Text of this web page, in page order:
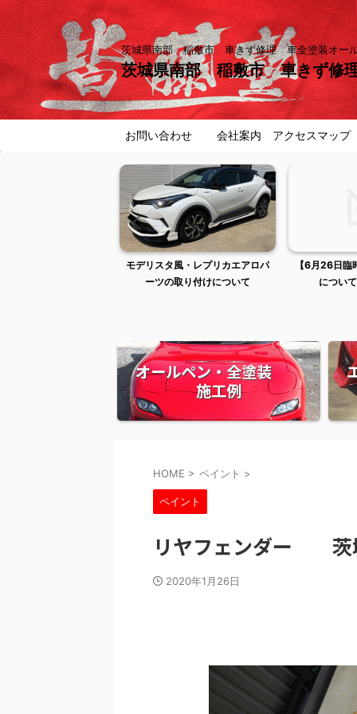
茨城県南部 稲敷市 車きず修理 車全塗装オ
茨城県南部 稲敷市 車きず
お問い合わせ 会社案内 アクセスマップ
モデリスタ風・レプリカエアロパ
ーツの取り付けについて
【6月26日臨時休業およびご来店
についてのお知らせ】
オールペン・全塗装
施工例
HOME > ペイント >
ペイント
リヤフェンダー 茨
2020年1月26日